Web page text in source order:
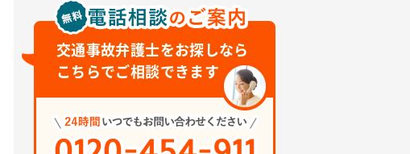
交通事故弁護士をお探しなら
こちらでご相談できます